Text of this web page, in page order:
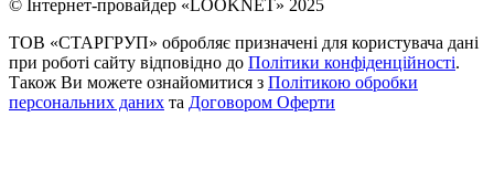
© Інтернет-провайдер «LOOKNET» 2025
ТОВ «СТАРГРУП» обробляє призначені для користувача дані
при роботі сайту відповідно до Політики конфіденційності.
Також Ви можете ознайомитися з Політикою обробки
персональних даних та Договором Оферти